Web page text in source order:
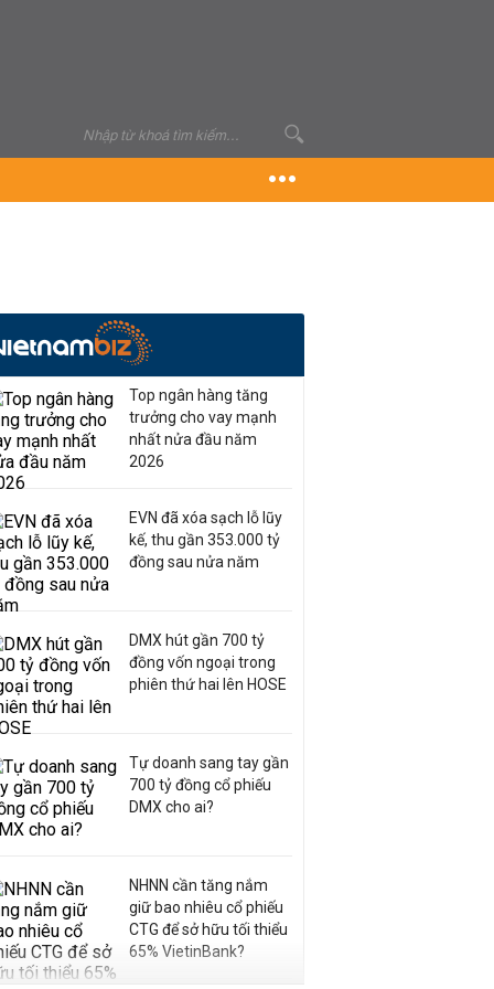
Top ngân hàng tăng
trưởng cho vay mạnh
nhất nửa đầu năm
2026
EVN đã xóa sạch lỗ lũy
kế, thu gần 353.000 tỷ
đồng sau nửa năm
DMX hút gần 700 tỷ
đồng vốn ngoại trong
phiên thứ hai lên HOSE
Tự doanh sang tay gần
700 tỷ đồng cổ phiếu
DMX cho ai?
NHNN cần tăng nắm
giữ bao nhiêu cổ phiếu
CTG để sở hữu tối thiểu
65% VietinBank?